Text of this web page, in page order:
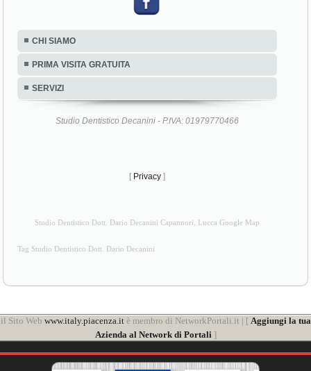
CHI SIAMO
PRIMA VISITA GRATUITA
SERVIZI
Studio Dentistico Decanini - P.IVA: 01979770466
[ Privacy ]
Studio Dentistico Dott. Dario Decanini Capannori, Lucca Google Map
Tag Studio Dentistico Dott. Dario Decanini
il Sito Web www.italy.piacenza.itè membro di NetworkPortali.it | [ Aggiungi la tua
Azienda al Network di Portali]